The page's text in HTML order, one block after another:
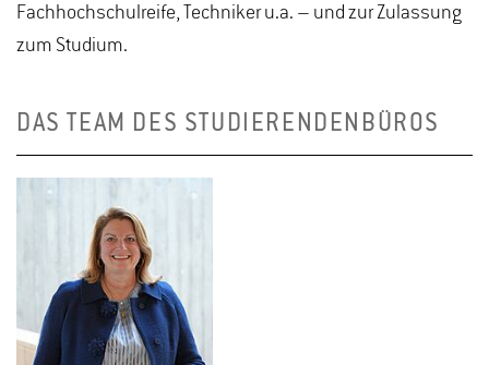
Fachhochschulreife, Techniker u.a. – und zur Zulassung
zum Studium.
DAS TEAM DES STUDIERENDENBÜROS